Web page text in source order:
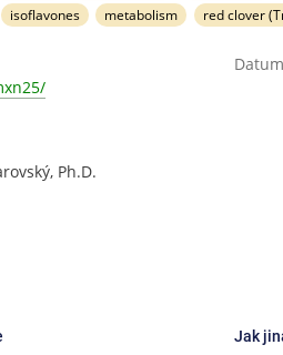
isoflavones metabolism red clover
Ph.D.
Jak